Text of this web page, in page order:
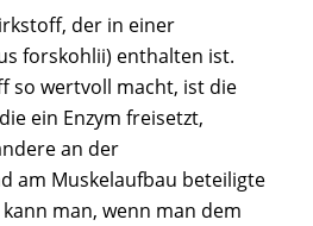
der in einer
forskohlii) enthalten ist.
so wertvoll macht, ist die
ein Enzym freisetzt,
an der
am Muskelaufbau beteiligte
man, wenn man dem